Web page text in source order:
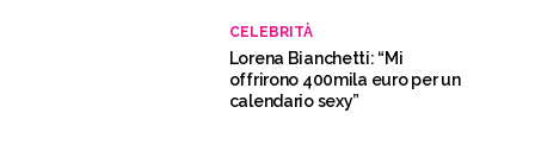
CELEBRITÀ
Lorena Bianchetti: “Mi
offrirono 400mila euro per un
calendario sexy”